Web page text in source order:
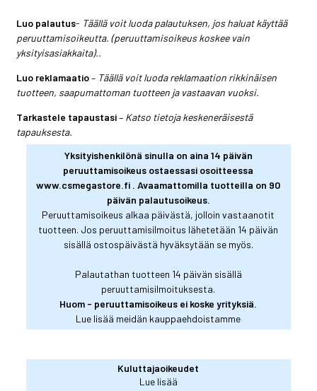
Luo palautus- Täällä voit luoda palautuksen, jos haluat käyttää
peruuttamisoikeutta. (peruuttamisoikeus koskee vain
yksityisasiakkaita)..
Luo reklamaatio– Täällä voit luoda reklamaation rikkinäisen
tuotteen, saapumattoman tuotteen ja vastaavan vuoksi.
Tarkastele tapaustasi– Katso tietoja keskeneräisestä
tapauksesta.
Yksityishenkilönä sinulla on aina 14 päivän
peruuttamisoikeus ostaessasi osoitteessa
www.csmegastore.fi .Avaamattomilla tuotteilla on 90
päivän palautusoikeus.
Peruuttamisoikeus alkaa päivästä, jolloin vastaanotit
tuotteen. Jos peruuttamisilmoitus lähetetään 14 päivän
sisällä ostospäivästä hyväksytään se myös.
Palautathan tuotteen 14 päivän sisällä
peruuttamisilmoituksesta.
Huom - peruuttamisoikeus ei koske yrityksiä.
Lue lisää meidän kauppaehdoistamme
Kuluttajaoikeudet
Lue lisää